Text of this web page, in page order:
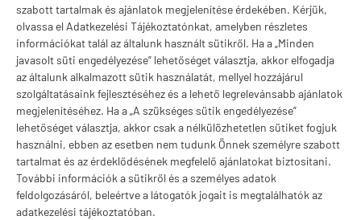
szabott tartalmak és ajánlatok megjelenítése érdekében. Kérjük,
olvassa el Adatkezelési Tájékoztatónkat, amelyben részletes
információkat talál az általunk használt sütikről. Ha a „Minden
javasolt süti engedélyezése” lehetőséget választja, akkor elfogadja
az általunk alkalmazott sütik használatát, mellyel hozzájárul
szolgáltatásaink fejlesztéséhez és a lehető legrelevánsabb ajánlatok
megjelenítéséhez. Ha a „A szükséges sütik engedélyezése”
lehetőséget választja, akkor csak a nélkülözhetetlen sütiket fogjuk
használni, ebben az esetben nem tudunk Önnek személyre szabott
tartalmat és az érdeklődésének megfelelő ajánlatokat biztosítani.
További információk a sütikről és a személyes adatok
feldolgozásáról, beleértve a látogatók jogait is megtalálhatók az
adatkezelési tájékoztatóban.
Valuta választás